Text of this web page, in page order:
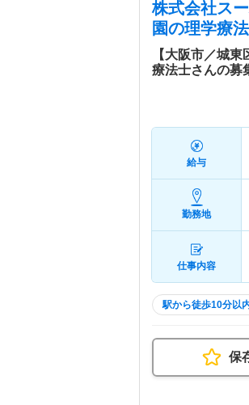
株式会社ス
園の理学療
【大阪市／城
療法士さんの募
給与
勤務地
仕事内容
駅から徒歩10分以
保